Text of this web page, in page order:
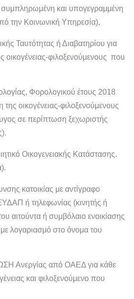
και υπογεγραμμένη
την Κοινωνική Υπηρεσία),
Ταυτότητας ή Διαβατηρίου για
οικογένειας-φιλοξενούμενους που
Φορολογικού έτους 2018
της οικογένειας-φιλοξενούμενους
σε περίπτωση ξεχωριστής
Οικογενειακής Κατάστασης.
κατοικίας με αντίγραφο
ή τηλεφωνίας (κινητής ή
αιτούντα ή συμβόλαιο ενοικίασης
με λογαριασμό στο όνομα του
Ανεργίας από ΟΑΕΔ για κάθε
και φιλοξενούμενο που